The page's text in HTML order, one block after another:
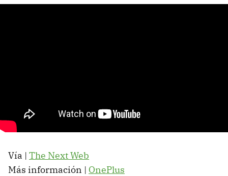
Vía | The Next Web
Más información | OnePlus